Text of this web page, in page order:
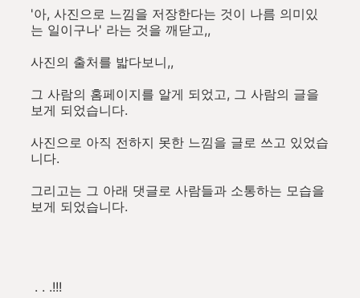
'아, 사진으로 느낌을 저장한다는 것이 나름 의미있
는 일이구나' 라는 것을 깨닫고,,
사진의 출처를 밟다보니,,
그 사람의 홈페이지를 알게 되었고, 그 사람의 글을
보게 되었습니다.
사진으로 아직 전하지 못한 느낌을 글로 쓰고 있었습
니다.
그리고는 그 아래 댓글로 사람들과 소통하는 모습을
보게 되었습니다.
. . .!!!